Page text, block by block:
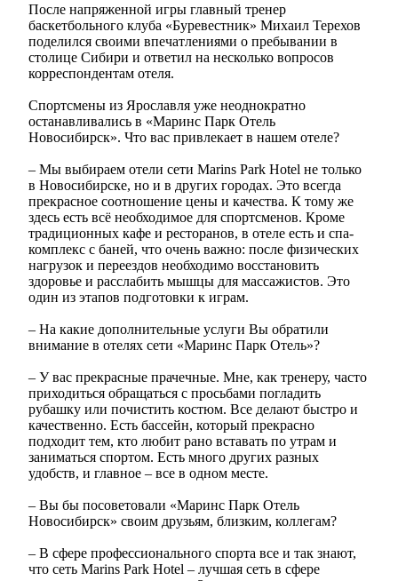
После напряженной игры главный тренер
баскетбольного клуба «Буревестник» Михаил Терехов
поделился своими впечатлениями о пребывании в
столице Сибири и ответил на несколько вопросов
корреспондентам отеля.
Спортсмены из Ярославля уже неоднократно
останавливались в «Маринс Парк Отель
Новосибирск». Что вас привлекает в нашем отеле?
– Мы выбираем отели сети Marins Park Hotel не только
в Новосибирске, но и в других городах. Это всегда
прекрасное соотношение цены и качества. К тому же
здесь есть всё необходимое для спортсменов. Кроме
традиционных кафе и ресторанов, в отеле есть и спа-
комплекс с баней, что очень важно: после физических
нагрузок и переездов необходимо восстановить
здоровье и расслабить мышцы для массажистов. Это
один из этапов подготовки к играм.
– На какие дополнительные услуги Вы обратили
внимание в отелях сети «Маринс Парк Отель»?
– У вас прекрасные прачечные. Мне, как тренеру, часто
приходиться обращаться с просьбами погладить
рубашку или почистить костюм. Все делают быстро и
качественно. Есть бассейн, который прекрасно
подходит тем, кто любит рано вставать по утрам и
заниматься спортом. Есть много других разных
удобств, и главное – все в одном месте.
– Вы бы посоветовали «Маринс Парк Отель
Новосибирск» своим друзьям, близким, коллегам?
– В сфере профессионального спорта все и так знают,
что сеть Marins Park Hotel – лучшая сеть в сфере